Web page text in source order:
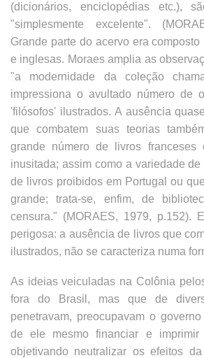
(dicionários, enciclopédias etc.),
"simplesmente excelente".
Grande parte do acervo era
e inglesas. Moraes amplia as
"a modernidade da coleção
impressiona o avultado número de
'filósofos' ilustrados. A ausência
que combatem suas teorias
grande número de livros
inusitada; assim como a variedade
de livros proibidos em Portugal ou
grande; trata-se, enfim, de
censura." (MORAES, 1979, p.152).
perigosa: a ausência de livros que
ilustrados, não se caracteriza numa
As ideias veiculadas na Colônia
fora do Brasil, mas que de
penetravam, preocupavam o
de ele mesmo financiar e imprimir
objetivando neutralizar os efeitos